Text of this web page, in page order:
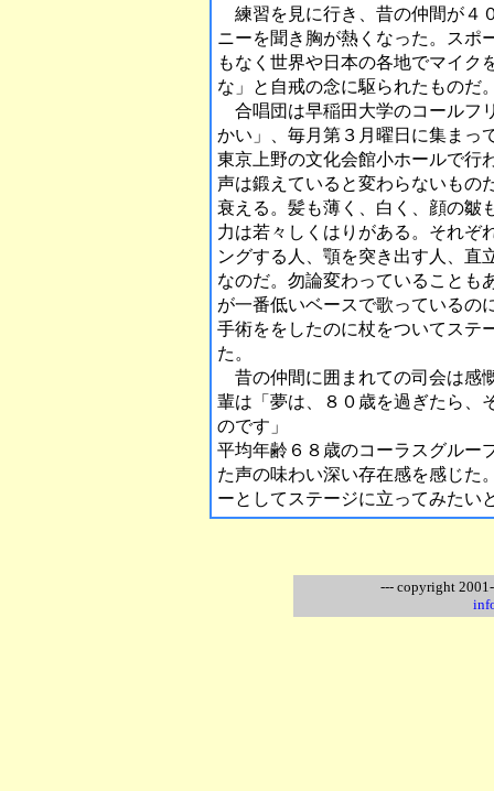
練習を見に行き、昔の仲間が４
ニーを聞き胸が熱くなった。スポ
もなく世界や日本の各地でマイク
な」と自戒の念に駆られたものだ
合唱団は早稲田大学のコールフ
かい」、毎月第３月曜日に集まっ
東京上野の文化会館小ホールで行
声は鍛えていると変わらないもの
衰える。髪も薄く、白く、顔の皺
力は若々しくはりがある。それぞ
ングする人、顎を突き出す人、直
なのだ。勿論変わっていることも
が一番低いベースで歌っているの
手術ををしたのに杖をついてステ
た。
昔の仲間に囲まれての司会は感
輩は「夢は、８０歳を過ぎたら、
のです」
平均年齢６８歳のコーラスグルー
た声の味わい深い存在感を感じた
ーとしてステージに立ってみたい
--- copyright